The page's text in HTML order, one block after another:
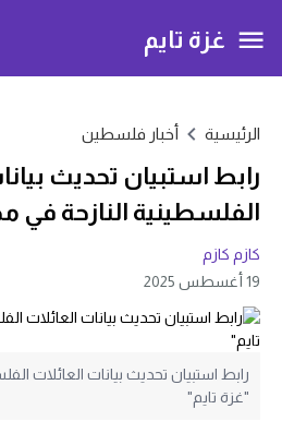
غزة تايم
الرئيسية أخبار فلسطين
رابط استبيان تحديث
الفلسطينية النازحة في
كازم كازم
19 أغسطس 2025
رابط استبيان تحديث بيانات العائلات
"غزة تايم"